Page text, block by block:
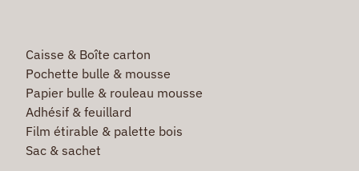
Caisse & Boîte carton
Pochette bulle & mousse
Papier bulle & rouleau mousse
Adhésif & feuillard
Film étirable & palette bois
Sac & sachet